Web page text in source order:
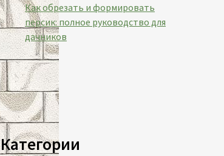
Как обрезать и формировать
персик: полное руководство для
дачников
Категории